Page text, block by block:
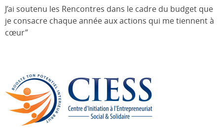
J’ai soutenu les Rencontres dans le cadre du budget que
je consacre chaque année aux actions qui me tiennent à
cœur”